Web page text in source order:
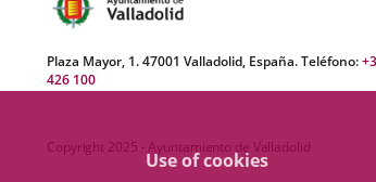
Use of cookies
Plaza Mayor, 1. 47001 Valladolid, España. Teléfono:
426 100
Copyright 2025 - Ayuntamiento de Valladolid